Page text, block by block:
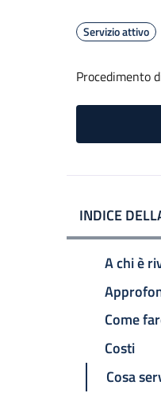
Servizio attivo
Procedimento
INDICE
A chi è
Come
Costi
Cosa